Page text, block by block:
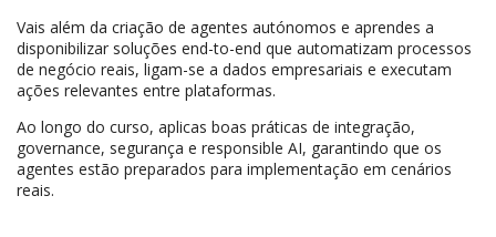
Vais além da criação de agentes autónomos e aprendes a
disponibilizar soluções end-to-end que automatizam processos
de negócio reais, ligam-se a dados empresariais e executam
ações relevantes entre plataformas.
Ao longo do curso, aplicas boas práticas de integração,
governance, segurança e responsible AI, garantindo que os
agentes estão preparados para implementação em cenários
reais.